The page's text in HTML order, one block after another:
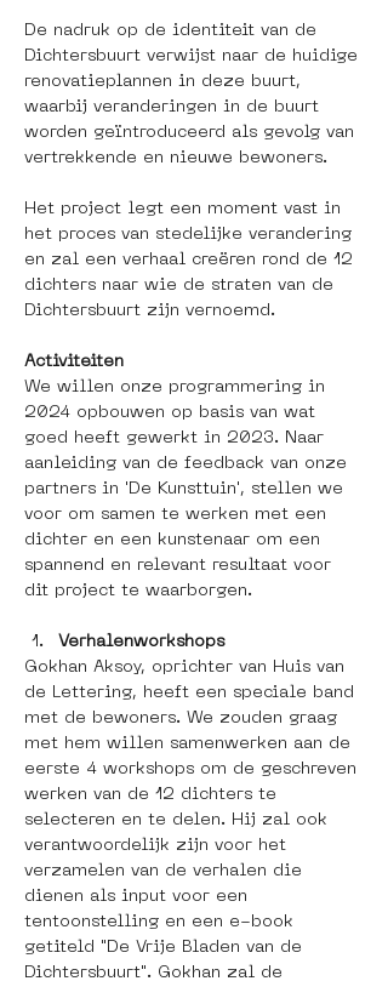
De nadruk op de identiteit van de
Dichtersbuurt verwijst naar de huidige
renovatieplannen in deze buurt,
waarbij veranderingen in de buurt
worden geïntroduceerd als gevolg van
vertrekkende en nieuwe bewoners.
Het project legt een moment vast in
het proces van stedelijke verandering
en zal een verhaal creëren rond de 12
dichters naar wie de straten van de
Dichtersbuurt zijn vernoemd.
Activiteiten
We willen onze programmering in
2024 opbouwen op basis van wat
goed heeft gewerkt in 2023. Naar
aanleiding van de feedback van onze
partners in 'De Kunsttuin', stellen we
voor om samen te werken met een
dichter en een kunstenaar om een ​​
spannend en relevant resultaat voor
dit project te waarborgen.
Verhalenworkshops
Gokhan Aksoy, oprichter van Huis van
de Lettering, heeft een speciale band
met de bewoners. We zouden graag
met hem willen samenwerken aan de
eerste 4 workshops om de geschreven
werken van de 12 dichters te
selecteren en te delen. Hij zal ook
verantwoordelijk zijn voor het
verzamelen van de verhalen die
dienen als input voor een
tentoonstelling en een e-book
getiteld "De Vrije Bladen van de
Dichtersbuurt". Gokhan zal de